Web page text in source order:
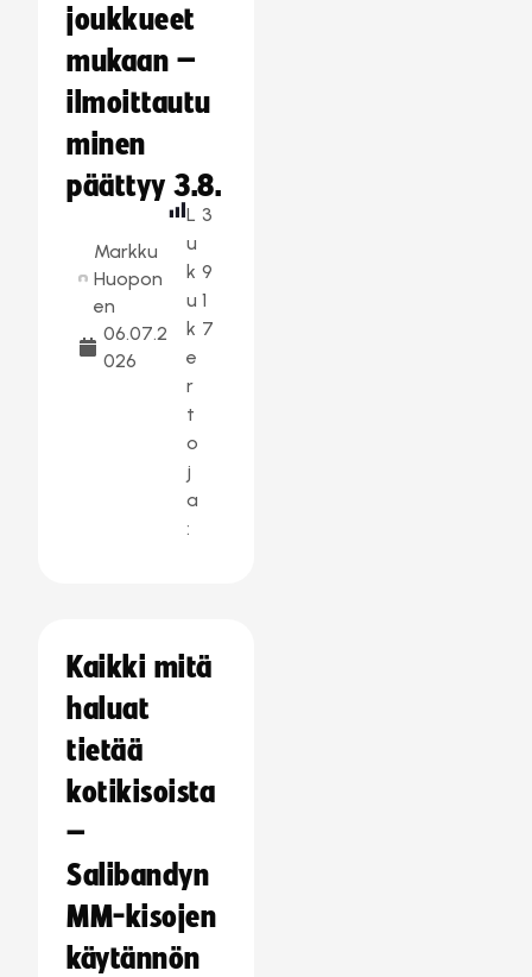
joukkueet
mukaan –
ilmoittautu
minen
päättyy 3.8.
Markku
Huopon
en
06.07.2
026
L
u
k
u
k
e
r
t
o
j
a
:
3
9
1
7
Kaikki mitä
haluat
tietää
kotikisoista
–
Salibandyn
MM-kisojen
käytännön